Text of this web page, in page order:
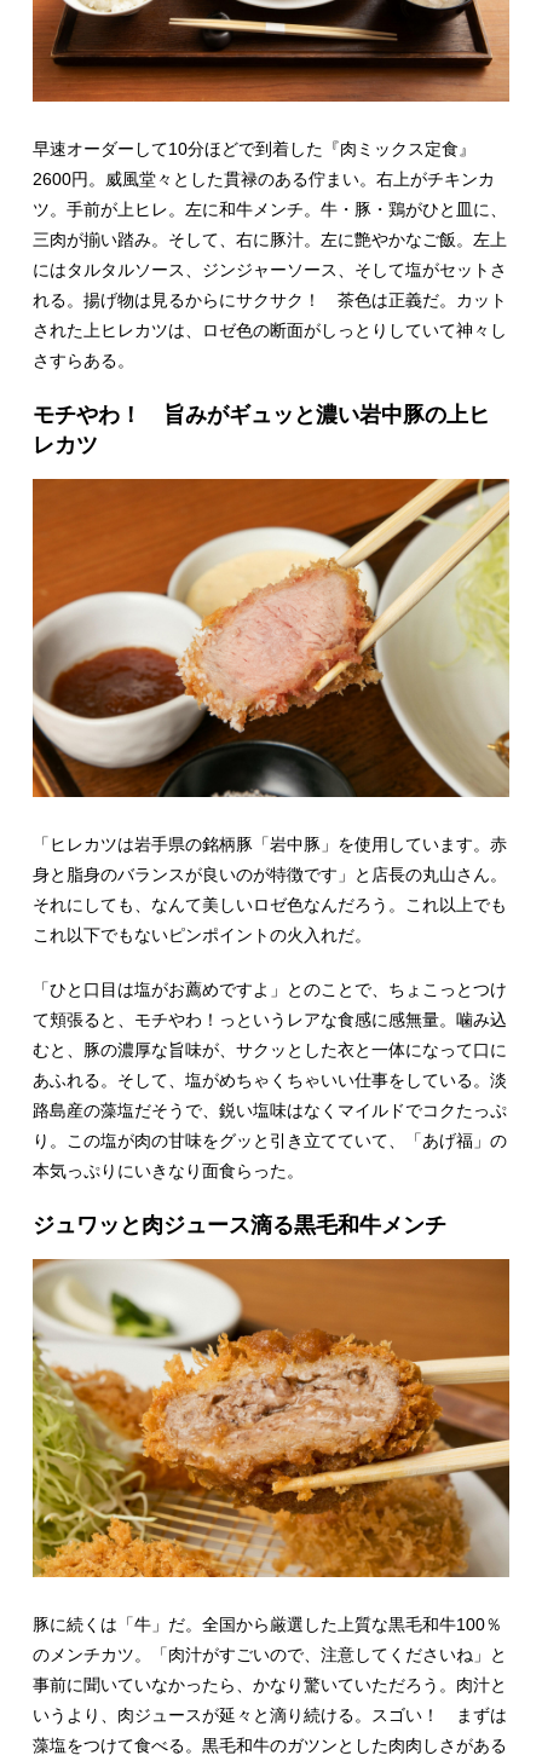
早速オーダーして10分ほどで到着した『肉ミックス定食』
2600円。威風堂々とした貫禄のある佇まい。右上がチキンカ
ツ。手前が上ヒレ。左に和牛メンチ。牛・豚・鶏がひと皿に、
三肉が揃い踏み。そして、右に豚汁。左に艶やかなご飯。左上
にはタルタルソース、ジンジャーソース、そして塩がセットさ
れる。揚げ物は見るからにサクサク！ 茶色は正義だ。カット
された上ヒレカツは、ロゼ色の断面がしっとりしていて神々し
さすらある。
モチやわ！ 旨みがギュッと濃い岩中豚の上ヒ
レカツ
「ヒレカツは岩手県の銘柄豚「岩中豚」を使用しています。赤
身と脂身のバランスが良いのが特徴です」と店長の丸山さん。
それにしても、なんて美しいロゼ色なんだろう。これ以上でも
これ以下でもないピンポイントの火入れだ。
「ひと口目は塩がお薦めですよ」とのことで、ちょこっとつけ
て頬張ると、モチやわ！っというレアな食感に感無量。噛み込
むと、豚の濃厚な旨味が、サクッとした衣と一体になって口に
あふれる。そして、塩がめちゃくちゃいい仕事をしている。淡
路島産の藻塩だそうで、鋭い塩味はなくマイルドでコクたっぷ
り。この塩が肉の甘味をグッと引き立てていて、「あげ福」の
本気っぷりにいきなり面食らった。
ジュワッと肉ジュース滴る黒毛和牛メンチ
豚に続くは「牛」だ。 全国から厳選した 上質な黒毛和牛100％
のメンチカツ。「肉汁がすごいので、注意してくださいね」と
事前に聞いていなかったら、かなり驚いていただろう。肉汁と
いうより、肉ジュースが延々と滴り続ける。スゴい！ まずは
藻塩をつけて食べる。黒毛和牛のガツンとした肉肉しさがある